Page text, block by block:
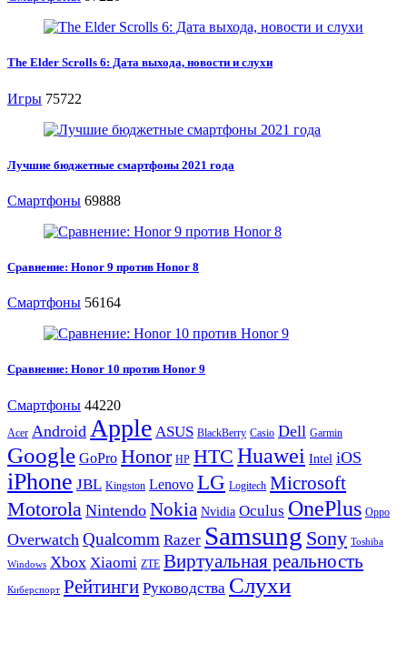
The Elder Scrolls 6: Дата выхода, новости и слухи
Игры 75722
Лучшие бюджетные смартфоны 2021 года
Смартфоны 69888
Сравнение: Honor 9 против Honor 8
Смартфоны 56164
Сравнение: Honor 10 против Honor 9
Смартфоны 44220
Acer Android Apple ASUS BlackBerry Casio Dell Garmin
Google GoPro Honor HP HTC Huawei Intel iOS
iPhone JBL Kingston Lenovo LG Logitech Microsoft
Motorola Nintendo Nokia Nvidia Oculus OnePlus Oppo
Overwatch Qualcomm Razer Samsung Sony Toshiba
Windows Xbox Xiaomi ZTE Виртуальная реальность
Киберспорт Рейтинги Руководства Слухи